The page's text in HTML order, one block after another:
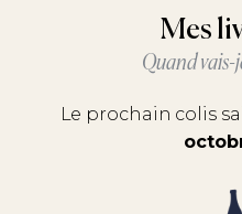
Mes
Quand vais-
Le prochain colis